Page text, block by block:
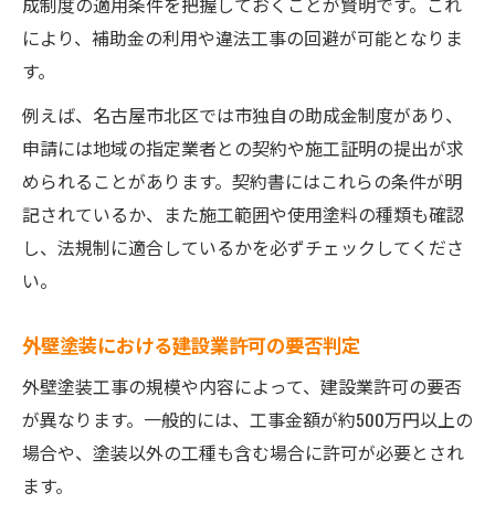
により、補助金の利用や違法工事の回避が可能となりま
す。
例えば、名古屋市北区では市独自の助成金制度があり、
申請には地域の指定業者との契約や施工証明の提出が求
められることがあります。契約書にはこれらの条件が明
記されているか、また施工範囲や使用塗料の種類も確認
し、法規制に適合しているかを必ずチェックしてくださ
い。
外壁塗装における建設業許可の要否判定
外壁塗装工事の規模や内容によって、建設業許可の要否
が異なります。一般的には、工事金額が約500万円以上の
場合や、塗装以外の工種も含む場合に許可が必要とされ
ます。